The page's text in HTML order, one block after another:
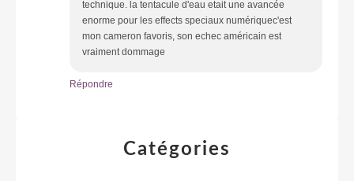
technique. la tentacule d'eau etait une avancée
enorme pour les effects speciaux numériquec'est
mon cameron favoris, son echec américain est
vraiment dommage
Répondre
Catégories